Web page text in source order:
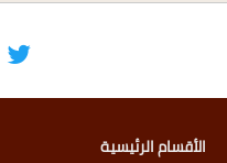
الأقسام الرئيسية